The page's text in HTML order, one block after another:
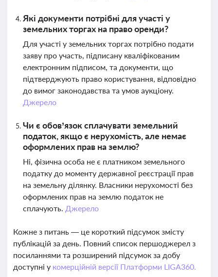
Які документи потрібні для участі у
земельних торгах на право оренди?
Для участі у земельних торгах потрібно подати
заяву про участь, підписану кваліфікованим
електронним підписом, та документи, що
підтверджують право користування, відповідно
до вимог законодавства та умов аукціону.
Джерело
Чи є обов’язок сплачувати земельний
податок, якщо є нерухомість, але немає
оформлених прав на землю?
Ні, фізична особа не є платником земельного
податку до моменту державної реєстрації прав
на земельну ділянку. Власники нерухомості без
оформлених прав на землю податок не
сплачують. Джерело
Кожне з питань — це короткий підсумок змісту
публікацій за день. Повний список першоджерел з
посиланнями та розширений підсумок за добу
доступні у комерційній версії Платформи LIGA360.